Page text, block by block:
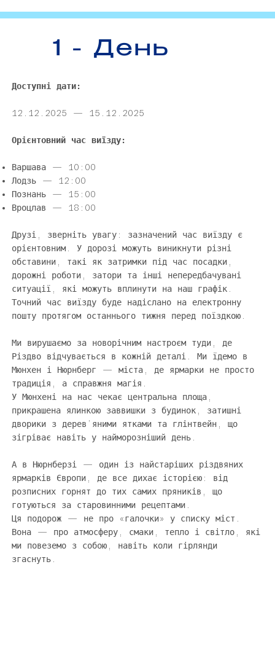
1 - День
Доступні дати:
12.12.2025 — 15.12.2025
Орієнтовний час виїзду:​
Варшава — 10:00
Лодзь — 12:00
Познань — 15:00​
Вроцлав — 18:00
Друзі, зверніть увагу: зазначений час виїзду є
орієнтовним. У дорозі можуть виникнути різні
обставини, такі як затримки під час посадки,
дорожні роботи, затори та інші непередбачувані
ситуації, які можуть вплинути на наш графік.
Точний час виїзду буде надіслано на електронну
пошту протягом останнього тижня перед поїздкою.
Ми вирушаємо за новорічним настроєм туди, де
Різдво відчувається в кожній деталі. Ми їдемо в
Мюнхен і Нюрнберг — міста, де ярмарки не просто
традиція, а справжня магія.
У Мюнхені на нас чекає центральна площа,
прикрашена ялинкою заввишки з будинок, затишні
дворики з дерев’яними ятками та глінтвейн, що
зігріває навіть у найморозніший день.
А в Нюрнберзі — один із найстаріших різдвяних
ярмарків Європи, де все дихає історією: від
розписних горнят до тих самих пряників, що
готуються за старовинними рецептами.
Ця подорож — не про «галочки» у списку міст.
Вона — про атмосферу, смаки, тепло і світло, які
ми повеземо з собою, навіть коли гірлянди
згаснуть.